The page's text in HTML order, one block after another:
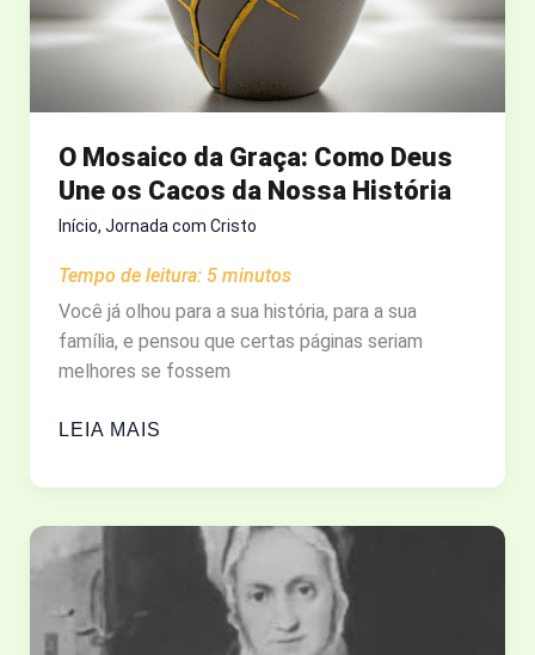
O Mosaico da Graça: Como Deus
Une os Cacos da Nossa História
Início, Jornada com Cristo
Tempo de leitura: 5 minutos
Você já olhou para a sua história, para a sua
família, e pensou que certas páginas seriam
melhores se fossem
O
DA
COMO
DEUS
UNE
OS
LEIA MAIS